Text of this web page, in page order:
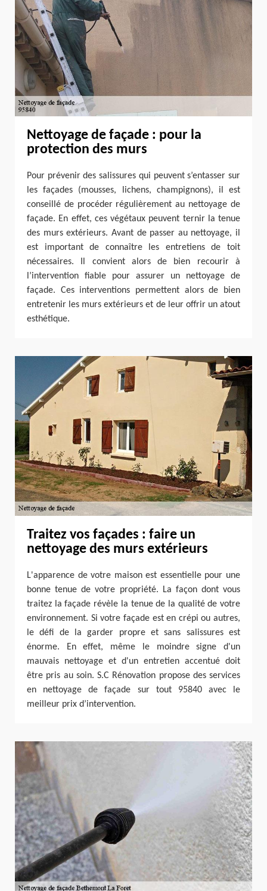
Nettoyage de façade : pour la
protection des murs
Pour prévenir des salissures qui peuvent s’entasser sur
les façades (mousses, lichens, champignons), il est
conseillé de procéder régulièrement au nettoyage de
façade. En effet, ces végétaux peuvent ternir la tenue
des murs extérieurs. Avant de passer au nettoyage, il
est important de connaître les entretiens de toit
nécessaires. Il convient alors de bien recourir à
l’intervention fiable pour assurer un nettoyage de
façade. Ces interventions permettent alors de bien
entretenir les murs extérieurs et de leur offrir un atout
esthétique.
Traitez vos façades : faire un
nettoyage des murs extérieurs
L'apparence de votre maison est essentielle pour une
bonne tenue de votre propriété. La façon dont vous
traitez la façade révèle la tenue de la qualité de votre
environnement. Si votre façade est en crépi ou autres,
le défi de la garder propre et sans salissures est
énorme. En effet, même le moindre signe d'un
mauvais nettoyage et d'un entretien accentué doit
être pris au soin. S.C Rénovation propose des services
en nettoyage de façade sur tout 95840 avec le
meilleur prix d’intervention.